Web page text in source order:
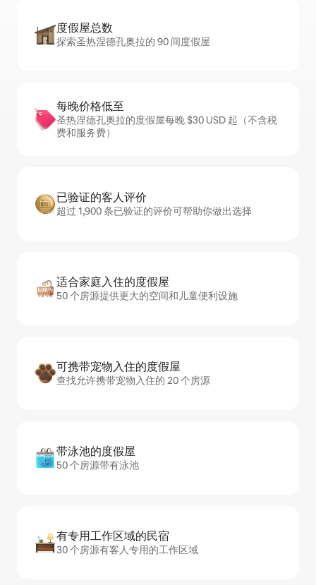
度假屋总数
探索圣热涅德孔奥拉的 90 间度假屋
每晚价格低至
圣热涅德孔奥拉的度假屋每晚 $30 USD 起（不含税
费和服务费）
已验证的客人评价
超过 1,900 条已验证的评价可帮助你做出选择
适合家庭入住的度假屋
50 个房源提供更大的空间和儿童便利设施
可携带宠物入住的度假屋
查找允许携带宠物入住的 20 个房源
带泳池的度假屋
50 个房源带有泳池
有专用工作区域的民宿
30 个房源有客人专用的工作区域